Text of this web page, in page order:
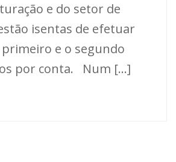
e do setor de
isentas de efetuar
e o segundo
por conta. Num [...]